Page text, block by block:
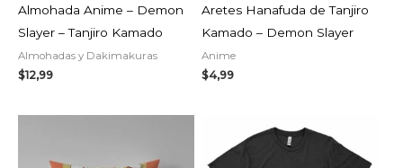
Almohada Anime – Demon
Slayer – Tanjiro Kamado
Almohadas y Dakimakuras
$12,99
Aretes Hanafuda de Tanjiro
Kamado – Demon Slayer
Anime
$4,99